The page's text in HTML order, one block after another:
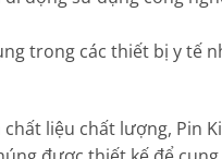
trong các thiết bị y tế
liệu chất lượng, Pin